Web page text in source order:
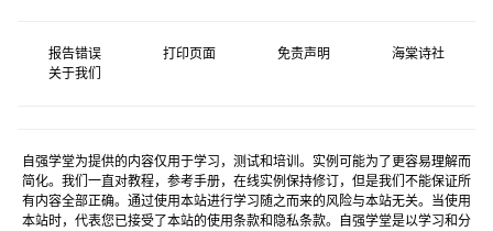
报告错误 打印页面 免责声明
海棠诗社
关于我们
自强学堂为提供的内容仅用于学习，测试和培训。实例可能为了更容易理解而
简化。我们一直对教程，参考手册，在线实例保持修订，但是我们不能保证所
有内容全部正确。通过使用本站进行学习随之而来的风险与本站无关。当使用
本站时，代表您已接受了本站的使用条款和隐私条款。自强学堂是以学习和分